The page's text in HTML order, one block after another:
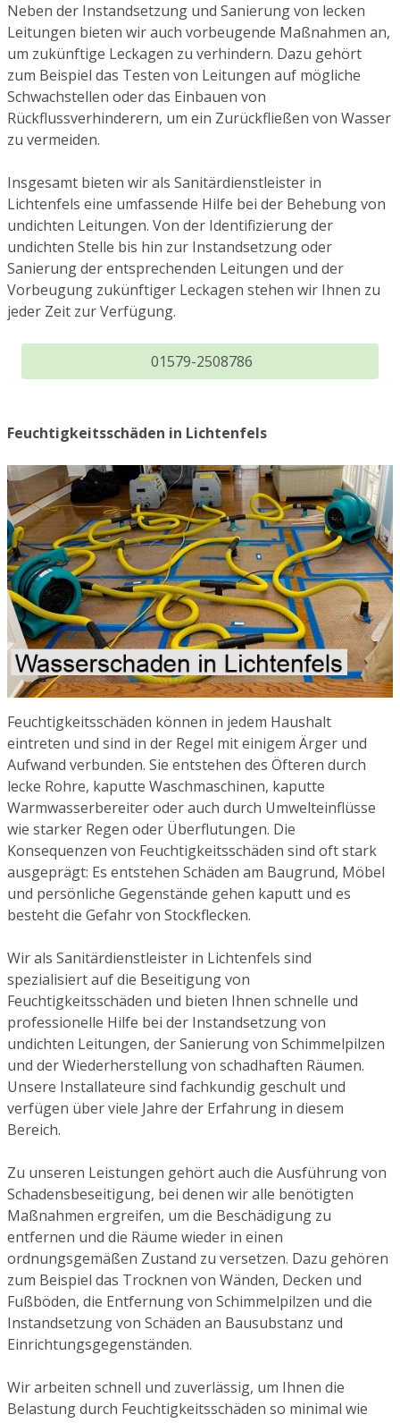
Neben der Instandsetzung und Sanierung von lecken
Leitungen bieten wir auch vorbeugende Maßnahmen an,
um zukünftige Leckagen zu verhindern. Dazu gehört
zum Beispiel das Testen von Leitungen auf mögliche
Schwachstellen oder das Einbauen von
Rückflussverhinderern, um ein Zurückfließen von Wasser
zu vermeiden.
Insgesamt bieten wir als Sanitärdienstleister in
Lichtenfels eine umfassende Hilfe bei der Behebung von
undichten Leitungen. Von der Identifizierung der
undichten Stelle bis hin zur Instandsetzung oder
Sanierung der entsprechenden Leitungen und der
Vorbeugung zukünftiger Leckagen stehen wir Ihnen zu
jeder Zeit zur Verfügung.
01579-2508786
Feuchtigkeitsschäden in Lichtenfels
Feuchtigkeitsschäden können in jedem Haushalt
eintreten und sind in der Regel mit einigem Ärger und
Aufwand verbunden. Sie entstehen des Öfteren durch
lecke Rohre, kaputte Waschmaschinen, kaputte
Warmwasserbereiter oder auch durch Umwelteinflüsse
wie starker Regen oder Überflutungen. Die
Konsequenzen von Feuchtigkeitsschäden sind oft stark
ausgeprägt: Es entstehen Schäden am Baugrund, Möbel
und persönliche Gegenstände gehen kaputt und es
besteht die Gefahr von Stockflecken.
Wir als Sanitärdienstleister in Lichtenfels sind
spezialisiert auf die Beseitigung von
Feuchtigkeitsschäden und bieten Ihnen schnelle und
professionelle Hilfe bei der Instandsetzung von
undichten Leitungen, der Sanierung von Schimmelpilzen
und der Wiederherstellung von schadhaften Räumen.
Unsere Installateure sind fachkundig geschult und
verfügen über viele Jahre der Erfahrung in diesem
Bereich.
Zu unseren Leistungen gehört auch die Ausführung von
Schadensbeseitigung, bei denen wir alle benötigten
Maßnahmen ergreifen, um die Beschädigung zu
entfernen und die Räume wieder in einen
ordnungsgemäßen Zustand zu versetzen. Dazu gehören
zum Beispiel das Trocknen von Wänden, Decken und
Fußböden, die Entfernung von Schimmelpilzen und die
Instandsetzung von Schäden an Bausubstanz und
Einrichtungsgegenständen.
Wir arbeiten schnell und zuverlässig, um Ihnen die
Belastung durch Feuchtigkeitsschäden so minimal wie